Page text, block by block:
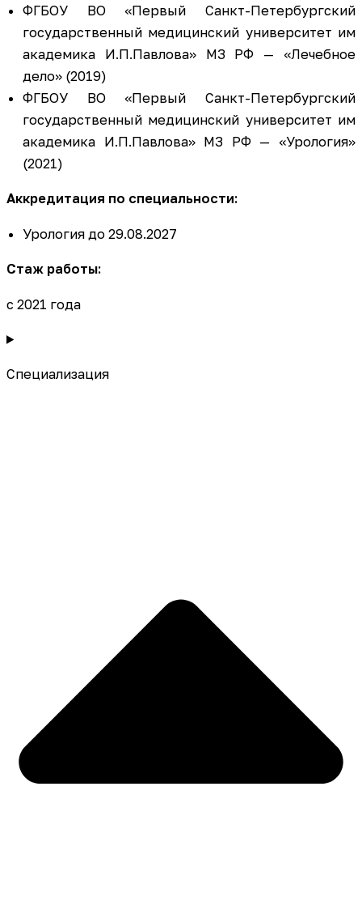
ФГБОУ ВО «Первый Санкт-Петербургский
государственный медицинский университет им
академика И.П.Павлова» МЗ РФ — «Лечебное
дело» (2019)
ФГБОУ ВО «Первый Санкт-Петербургский
государственный медицинский университет им
академика И.П.Павлова» МЗ РФ — «Урология»
(2021)
Аккредитация по специальности:
Урология до 29.08.2027
Стаж работы:
с 2021 года
Специализация